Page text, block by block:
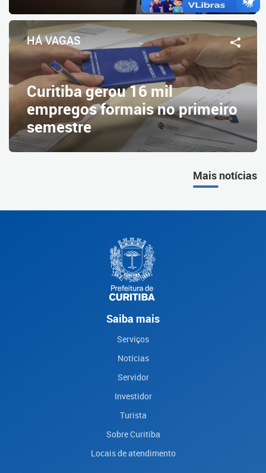
HÁ VAGAS
Curitiba gerou 16 mil
empregos formais no primeiro
semestre
Mais notícias
Saiba mais
Serviços
Notícias
Servidor
Investidor
Turista
Sobre Curitiba
Locais de atendimento